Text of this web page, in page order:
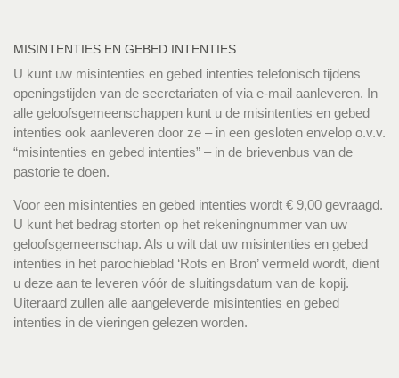
MISINTENTIES EN GEBED INTENTIES
U kunt uw misintenties en gebed intenties telefonisch tijdens
openingstijden van de secretariaten of via e-mail aanleveren. In
alle geloofsgemeenschappen kunt u de misintenties en gebed
intenties ook aanleveren door ze – in een gesloten envelop o.v.v.
“misintenties en gebed intenties” – in de brievenbus van de
pastorie te doen.
Voor een misintenties en gebed intenties wordt € 9,00 gevraagd.
U kunt het bedrag storten op het rekeningnummer van uw
geloofsgemeenschap. Als u wilt dat uw misintenties en gebed
intenties in het parochieblad ‘Rots en Bron’ vermeld wordt, dient
u deze aan te leveren vóór de sluitingsdatum van de kopij.
Uiteraard zullen alle aangeleverde misintenties en gebed
intenties in de vieringen gelezen worden.